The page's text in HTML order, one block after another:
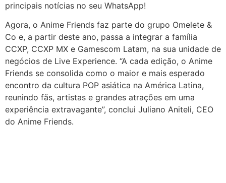
principais notícias no seu WhatsApp!
Agora, o Anime Friends faz parte do grupo Omelete &
Co e, a partir deste ano, passa a integrar a família
CCXP, CCXP MX e Gamescom Latam, na sua unidade de
negócios de Live Experience. “A cada edição, o Anime
Friends se consolida como o maior e mais esperado
encontro da cultura POP asiática na América Latina,
reunindo fãs, artistas e grandes atrações em uma
experiência extravagante”, conclui Juliano Aniteli, CEO
do Anime Friends.